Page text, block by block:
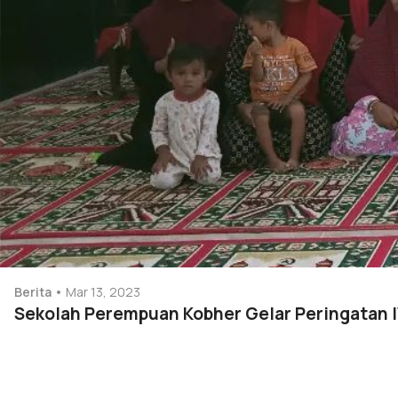
Berita Mar 13, 2023
Sekolah Perempuan Kobher Gelar Peringatan